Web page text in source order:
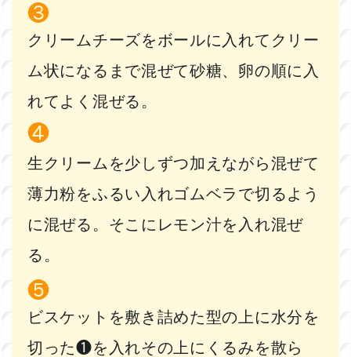
クリームチーズをボールに入れてクリー
ム状になるまで混ぜて砂糖、卵の順に入
れてよく混ぜる。
生クリームを少しずつ加えながら混ぜて
薄力粉をふるい入れゴムベラで切るよう
に混ぜる。そこにレモン汁を入れ混ぜ
る。
ビスケットを敷き詰めた型の上に水分を
切った❶を入れその上にくるみを散ら